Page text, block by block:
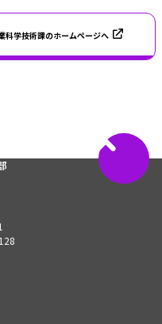
科学技術課のホームページへ
ペ
ー
ジ